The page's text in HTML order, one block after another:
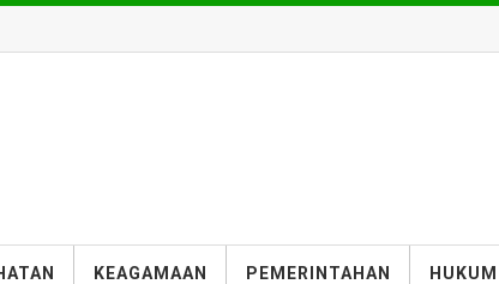
KEAGAMAAN PEMERINTAHAN